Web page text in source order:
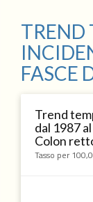
TREND
FASCE
Trend
dal 1987
Colon
Tasso per